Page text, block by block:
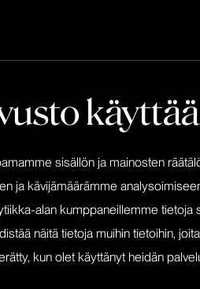
sisällön ja mainosten
ja kävijämäärämme
alan kumppaneillemme tietoja
näitä tietoja muihin tietoihin,
kun olet käyttänyt heidän
Googlen
Prosessin
viikossa.
lopussa